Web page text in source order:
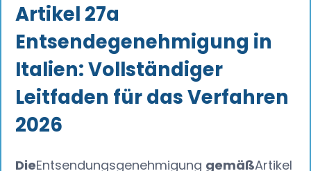
Artikel 27a
Entsendegenehmigung in
Italien: Vollständiger
Leitfaden für das Verfahren
2026
DieEntsendungsgenehmigung gemäßArtikel